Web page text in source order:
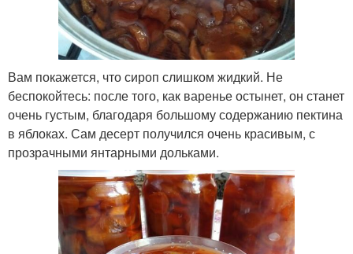
Вам покажется, что сироп слишком жидкий. Не
беспокойтесь: после того, как варенье остынет, он станет
очень густым, благодаря большому содержанию пектина
в яблоках. Сам десерт получился очень красивым, с
прозрачными янтарными дольками.